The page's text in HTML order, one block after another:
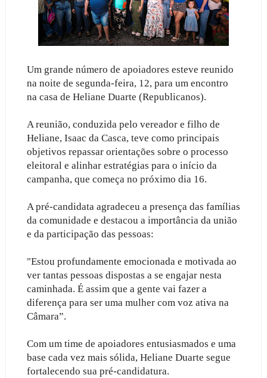
Um grande número de apoiadores esteve reunido
na noite de segunda-feira, 12, para um encontro
na casa de Heliane Duarte (Republicanos).
A reunião, conduzida pelo vereador e filho de
Heliane, Isaac da Casca, teve como principais
objetivos repassar orientações sobre o processo
eleitoral e alinhar estratégias para o início da
campanha, que começa no próximo dia 16.
A pré-candidata agradeceu a presença das famílias
da comunidade e destacou a importância da união
e da participação das pessoas:
"Estou profundamente emocionada e motivada ao
ver tantas pessoas dispostas a se engajar nesta
caminhada. É assim que a gente vai fazer a
diferença para ser uma mulher com voz ativa na
Câmara”.
Com um time de apoiadores entusiasmados e uma
base cada vez mais sólida, Heliane Duarte segue
fortalecendo sua pré-candidatura.